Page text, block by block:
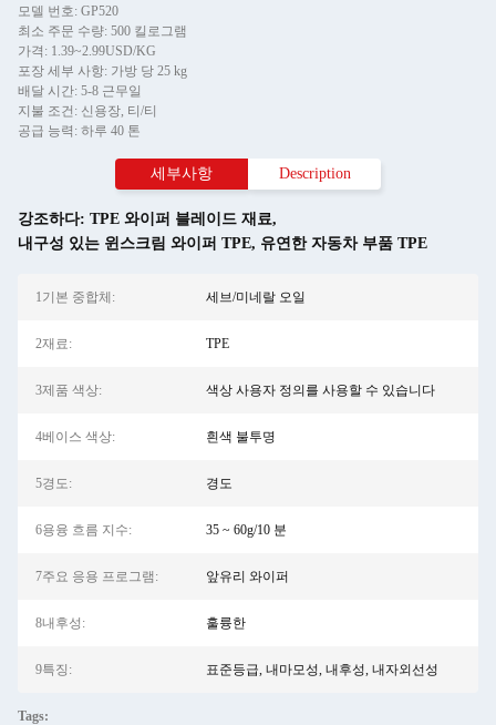
모델 번호: GP520
최소 주문 수량: 500 킬로그램
가격: 1.39~2.99USD/KG
포장 세부 사항: 가방 당 25 kg
배달 시간: 5-8 근무일
지불 조건: 신용장, 티/티
공급 능력: 하루 40 톤
세부사항 Description
강조하다: TPE 와이퍼 블레이드 재료,
내구성 있는 윈스크림 와이퍼 TPE, 유연한 자동차 부품 TPE
1기본 중합체: 세브/미네랄 오일
2재료: TPE
3제품 색상: 색상 사용자 정의를 사용할 수 있습니다
4베이스 색상: 흰색 불투명
5경도: 경도
6용융 흐름 지수: 35 ~ 60g/10 분
7주요 응용 프로그램: 앞유리 와이퍼
8내후성: 훌륭한
9특징: 표준등급, 내마모성, 내후성, 내자외선성
Tags: